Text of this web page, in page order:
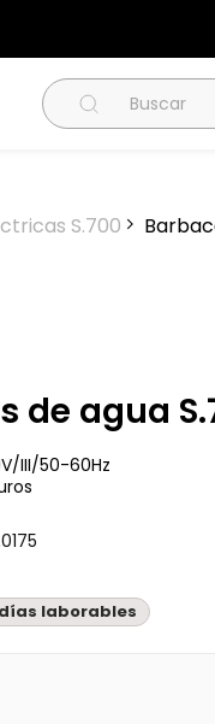
S.700
agua
III/50-60Hz
laborables